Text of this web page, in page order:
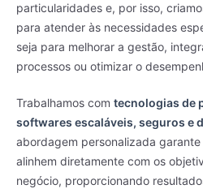
particularidades e, por isso,
para atender às necessidades
seja para melhorar a gestão,
processos ou otimizar o
Trabalhamos com tecnologias de
softwares escaláveis, seguros e
abordagem personalizada
alinhem diretamente com os
negócio, proporcionando